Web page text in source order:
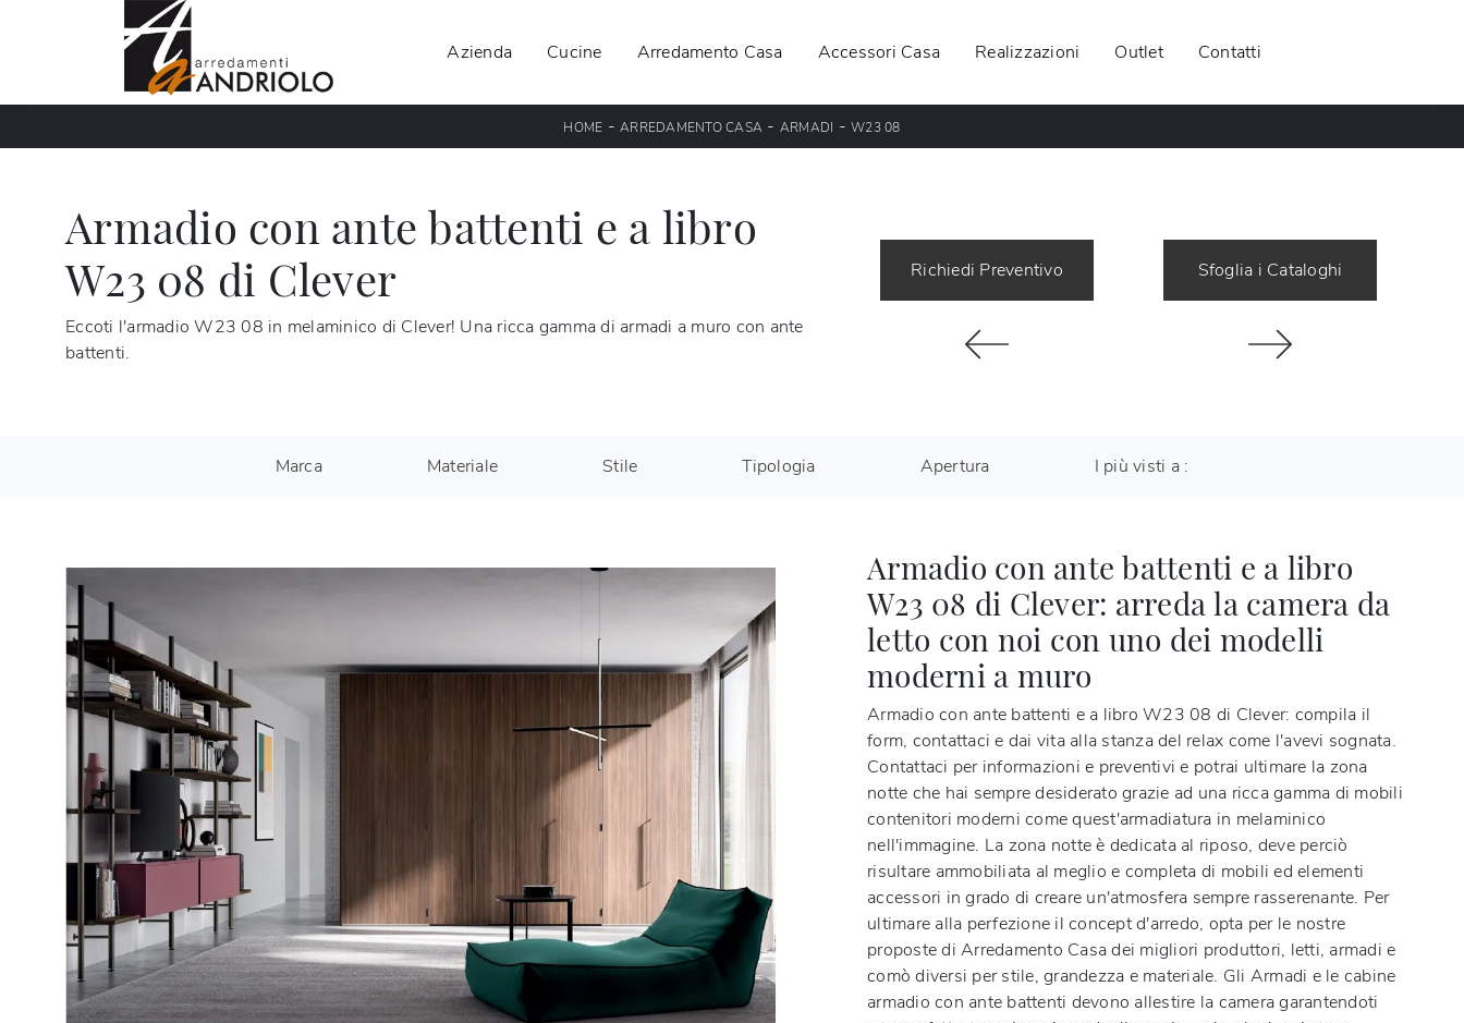
Azienda Cucine Arredamento Casa Accessori Casa Realizzazioni Outlet Contatti
HOME -ARREDAMENTO CASA - ARMADI -W23 08
Armadio con ante battenti e a libro
W23 08 di Clever
Eccoti l'armadio W23 08 in melaminico di Clever! Una ricca gamma di armadi a muro con ante
battenti.
Richiedi Preventivo Sfoglia i Cataloghi
Marca Materiale Stile Tipologia Apertura I più visti a :
Armadio con ante battenti e a libro
W23 08 di Clever: arreda la camera da
letto con noi con uno dei modelli
moderni a muro
Armadio con ante battenti e a libro W23 08 di Clever: compila il
form, contattaci e dai vita alla stanza del relax come l'avevi sognata.
Contattaci per informazioni e preventivi e potrai ultimare la zona
notte che hai sempre desiderato grazie ad una ricca gamma di mobili
contenitori moderni come quest'armadiatura in melaminico
nell'immagine. La zona notte è dedicata al riposo, deve perciò
risultare ammobiliata al meglio e completa di mobili ed elementi
accessori in grado di creare un'atmosfera sempre rasserenante. Per
ultimare alla perfezione il concept d'arredo, opta per le nostre
proposte di Arredamento Casa dei migliori produttori, letti, armadi e
comò diversi per stile, grandezza e materiale. Gli Armadi e le cabine
armadio con ante battenti devono allestire la camera garantendoti